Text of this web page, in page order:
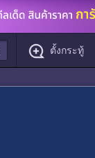
ตั้งกระทู้